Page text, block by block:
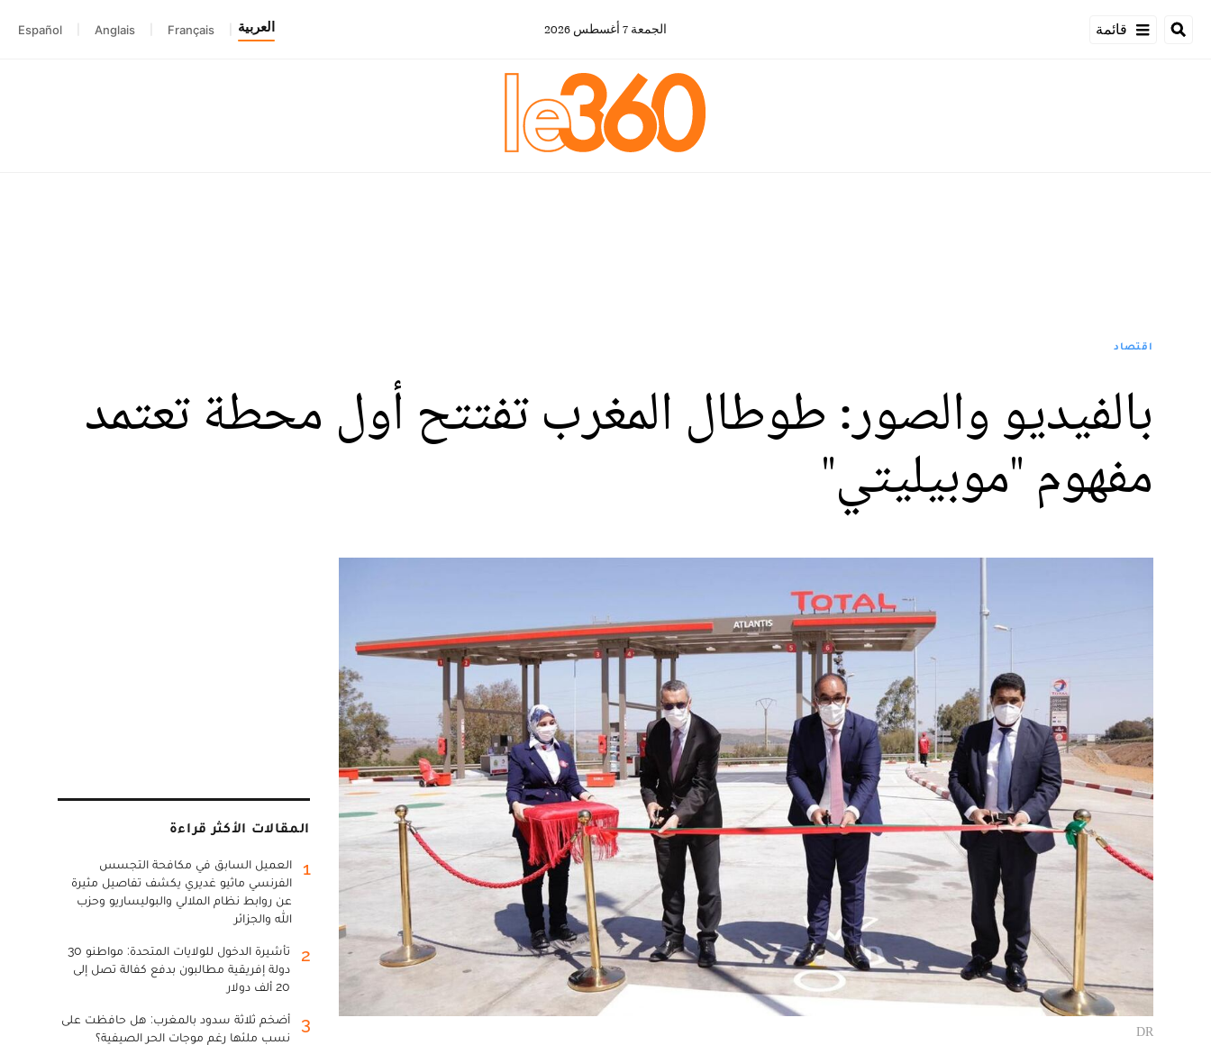
قائمة الجمعة 7 أغسطس 2026 العربية Français
Anglais
Español
اقتصاد
بالفيديو والصور: طوطال المغرب تفتتح أول محطة تعتمد
مفهوم "موبيليتي"
DR
المقالات الأكثر قراءة
1
العميل السابق في مكافحة التجسس
الفرنسي ماثيو غديري يكشف تفاصيل مثيرة
عن روابط نظام الملالي والبوليساريو وحزب
الله والجزائر
2
تأشيرة الدخول للولايات المتحدة: مواطنو 30
دولة إفريقية مطالبون بدفع كفالة تصل إلى
20 ألف دولار
3
أضخم ثلاثة سدود بالمغرب: هل حافظت على
نسب ملئها رغم موجات الحر الصيفية؟